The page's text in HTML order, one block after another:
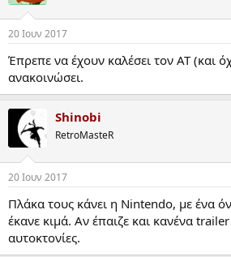
20 Ιουν 2017
Έπρεπε να έχουν καλέσει τον ΑΤ (και
ανακοινώσει.
Shinobi
RetroMasteR
20 Ιουν 2017
Πλάκα τους κάνει η Nintendo, με ένα
έκανε κιμά. Αν έπαιζε και κανένα
αυτοκτονίες.